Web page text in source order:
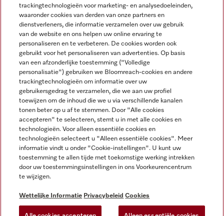
NEDERLANDS
Wettelijke Informatie
Algemene voorwaarden
Privacybeleid
Gebruiksvoorwaarden
Toegankelijkheidsverklaring
Digital Services Act
Miele op Facebook
Miele op Youtube
Miele op Instagram
Miele op Pinterest
trackingtechnologieën voor marketing- en analysedoeleinden,
waaronder cookies van derden van onze partners en
dienstverleners, die informatie verzamelen over uw gebruik
van de website en ons helpen uw online ervaring te
personaliseren en te verbeteren. De cookies worden ook
gebruikt voor het personaliseren van advertenties. Op basis
van een afzonderlijke toestemming ("Volledige
personalisatie") gebruiken we Bloomreach-cookies en andere
trackingtechnologieën om informatie over uw
gebruikersgedrag te verzamelen, die we aan uw profiel
toewijzen om de inhoud die we u via verschillende kanalen
tonen beter op u af te stemmen. Door "Alle cookies
accepteren" te selecteren, stemt u in met alle cookies en
technologieën. Voor alleen essentiële cookies en
technologieën selecteert u "Alleen essentiële cookies". Meer
informatie vindt u onder "Cookie-instellingen". U kunt uw
toestemming te allen tijde met toekomstige werking intrekken
door uw toestemmingsinstellingen in ons Voorkeurencentrum
te wijzigen.
Wettelijke Informatie Privacybeleid Cookies